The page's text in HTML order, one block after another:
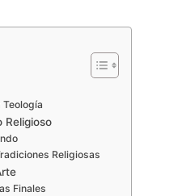
Teología
Religioso
Religiosas
Finales